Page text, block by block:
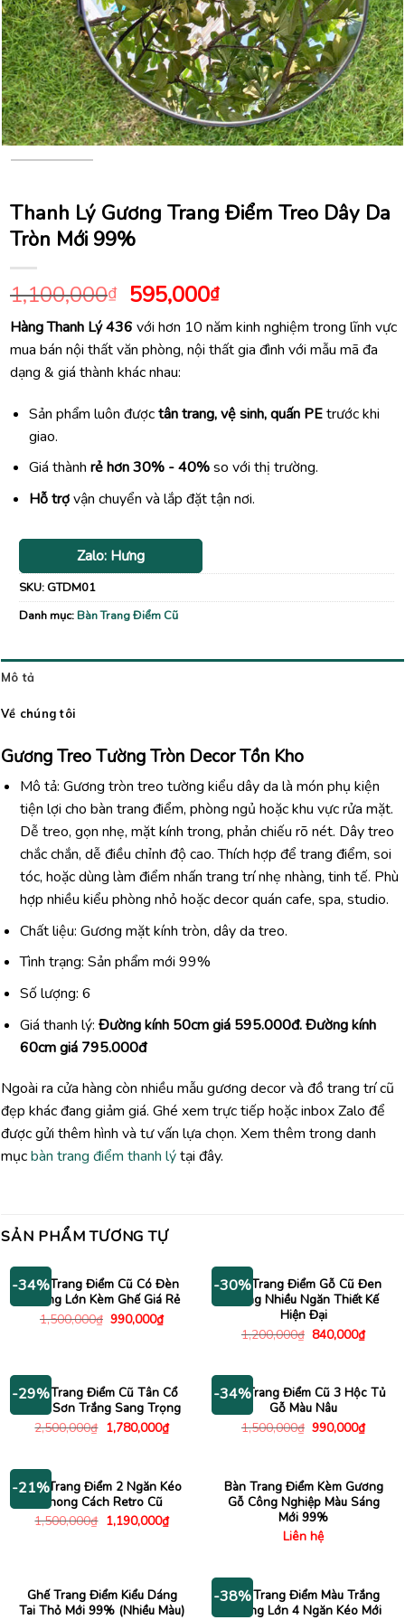
Thanh Lý Gương Trang Điểm Treo Dây Da
Tròn Mới 99%
1,100,000₫ Giá
gốc
là:
1,100,000₫.
595,000₫Giá
hiện
tại
là:
Hàng Thanh Lý 436 với hơn 10 năm kinh nghiệm trong lĩnh vực
mua bán nội thất văn phòng, nội thất gia đình với mẫu mã đa
dạng & giá thành khác nhau:
Sản phẩm luôn đượctân trang, vệ sinh, quấn PEtrước khi
giao.
Giá thành rẻ hơn 30% - 40%so với thị trường.
Hỗ trợvận chuyển và lắp đặt tận nơi.
Zalo: Hưng
SKU: GTDM01
Danh mục:Bàn Trang Điểm Cũ
Mô tả
Về chúng tôi
Gương Treo Tường Tròn Decor Tồn Kho
Mô tả: Gương tròn treo tường kiểu dây da là món phụ kiện
tiện lợi cho bàn trang điểm, phòng ngủ hoặc khu vực rửa mặt.
Dễ treo, gọn nhẹ, mặt kính trong, phản chiếu rõ nét. Dây treo
chắc chắn, dễ điều chỉnh độ cao. Thích hợp để trang điểm, soi
tóc, hoặc dùng làm điểm nhấn trang trí nhẹ nhàng, tinh tế. Phù
hợp nhiều kiểu phòng nhỏ hoặc decor quán cafe, spa, studio.
Chất liệu: Gương mặt kính tròn, dây da treo.
Tình trạng: Sản phẩm mới 99%
Số lượng: 6
Giá thanh lý: Đường kính 50cm giá 595.000đ. Đường kính
60cm giá 795.000đ
Ngoài ra cửa hàng còn nhiều mẫu gương decor và đồ trang trí cũ
đẹp khác đang giảm giá. Ghé xem trực tiếp hoặc inbox Zalo để
được gửi thêm hình và tư vấn lựa chọn. Xem thêm trong danh
mụcbàn trang điểm thanh lýtại đây.
SẢN PHẨM TƯƠNG TỰ
-34%
Bàn Trang Điểm Cũ Có Đèn
Gương Lớn Kèm Ghế Giá Rẻ
1,500,000₫ Giá
990,000₫Giá
hiện
-30%
Bàn Trang Điểm Gỗ Cũ Đen
Trắng Nhiều Ngăn Thiết Kế
Hiện Đại
1,200,000₫ Giá
840,000₫Giá
hiện
-29%
Bàn Trang Điểm Cũ Tân Cổ
Điển Sơn Trắng Sang Trọng
2,500,000₫ Giá
gốc
1,780,000₫Giá
hiện
-34%
Bàn Trang Điểm Cũ 3 Hộc Tủ
Gỗ Màu Nâu
1,500,000₫ Giá
990,000₫Giá
hiện
-21%
Bàn Trang Điểm 2 Ngăn Kéo
Phong Cách Retro Cũ
1,500,000₫ Giá
gốc
1,190,000₫Giá
hiện
Bàn Trang Điểm Kèm Gương
Gỗ Công Nghiệp Màu Sáng
Mới 99%
Liên hệ
Ghế Trang Điểm Kiểu Dáng
Tai Thỏ Mới 99% (Nhiều Màu)
-38%
Bàn Trang Điểm Màu Trắng
Gương Lớn 4 Ngăn Kéo Mới